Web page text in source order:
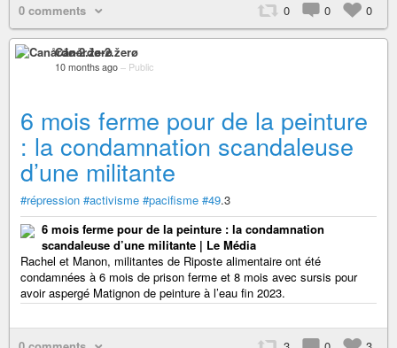
0 comments 0 0 0
Canårđø-2.žerø
10 months ago – Public
6 mois ferme pour de la peinture
: la condamnation scandaleuse
d’une militante
#répression #activisme #pacifisme #49.3
6 mois ferme pour de la peinture : la condamnation
scandaleuse d’une militante | Le Média
Rachel et Manon, militantes de Riposte alimentaire ont été
condamnées à 6 mois de prison ferme et 8 mois avec sursis pour
avoir aspergé Matignon de peinture à l’eau fin 2023.